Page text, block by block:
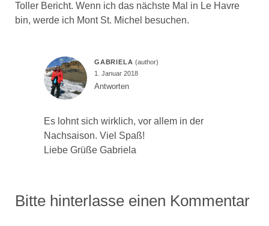
Toller Bericht. Wenn ich das nächste Mal in Le Havre
bin, werde ich Mont St. Michel besuchen.
GABRIELA
1. Januar 2018
Antworten
Es lohnt sich wirklich, vor allem in der
Nachsaison. Viel Spaß!
Liebe Grüße Gabriela
Bitte hinterlasse einen Kommentar